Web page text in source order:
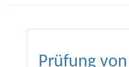
Prüfung